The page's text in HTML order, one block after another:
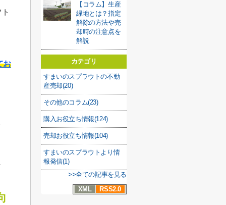
お
【コラム】生産
緑地とは？指定
解除の方法や売
却時の注意点を
解説
カテゴリ
すまいのスプラウトの不動
産売却(20)
その他のコラム(23)
購入お役立ち情報(124)
売却お役立ち情報(104)
すまいのスプラウトより情
報発信(1)
>>全ての記事を見る
XML
RSS2.0